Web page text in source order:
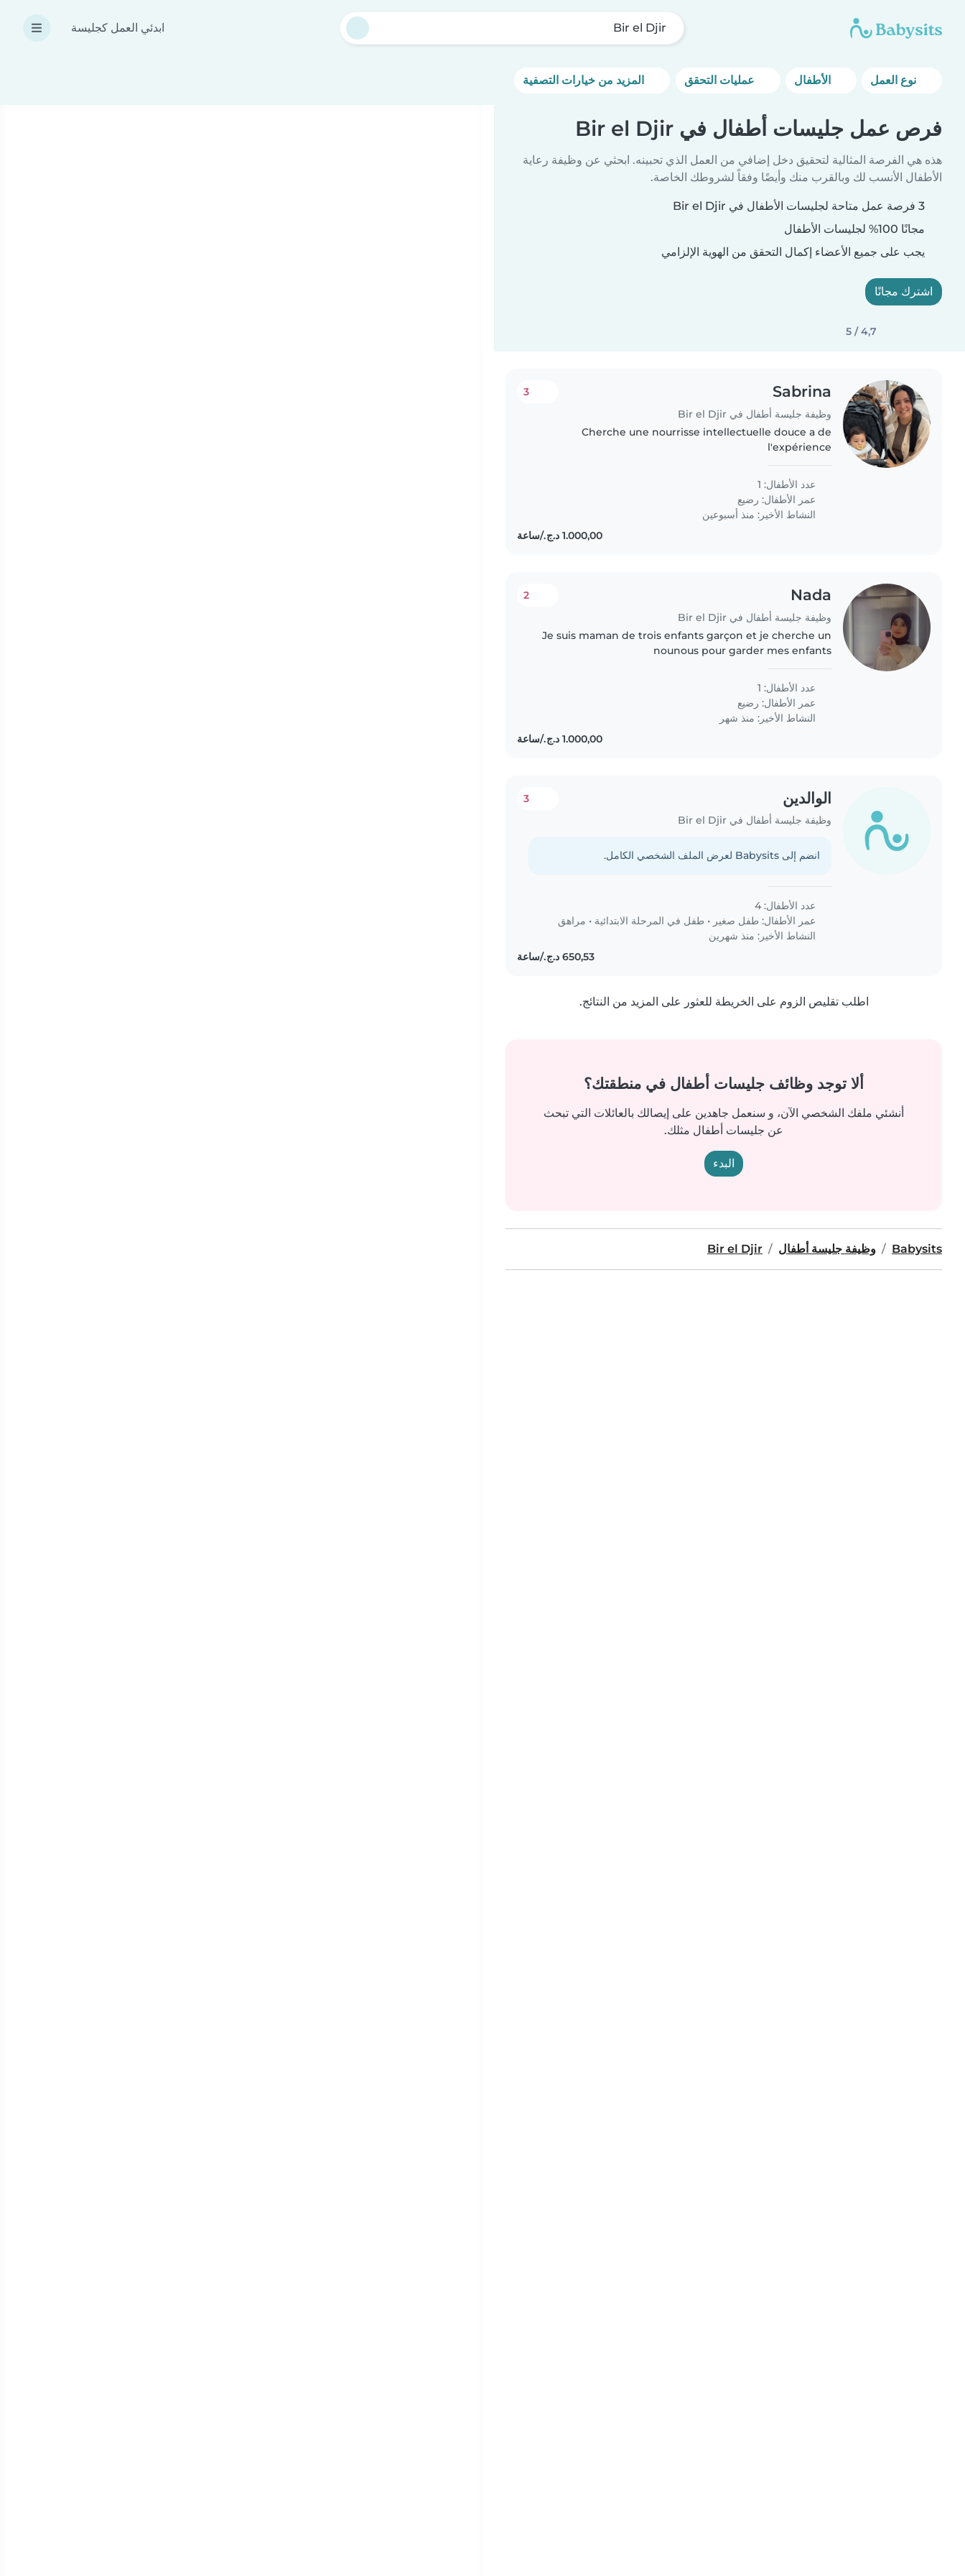
Bir el Djir ابدئي العمل كجليسة
الأطفال
فرص عمل جليسات أطفال في Bir el Djir
هذه هي الفرصة المثالية لتحقيق دخل إضافي من العمل الذي تحبينه. ابحثي عن وظيفة رعاية
الأطفال الأنسب لك وبالقرب منك وأيضًا وفقاً لشروطك الخاصة.
3 فرصة عمل متاحة لجليسات الأطفال في Bir el Djir
مجانًا 100% لجليسات الأطفال
يجب على جميع الأعضاء إكمال التحقق من الهوية الإلزامي
اشترك مجانًا
4,7 / 5
Sabrina
وظيفة جليسة أطفال في Bir el Djir
3
Cherche une nourrisse intellectuelle douce a de
l'expérience
عدد الأطفال: 1
عمر الأطفال: رضيع
النشاط الأخير: منذ أسبوعين
Nada
وظيفة جليسة أطفال في Bir el Djir
2
Je suis maman de trois enfants garçon et je cherche un
nounous pour garder mes enfants
عدد الأطفال: 1
عمر الأطفال: رضيع
النشاط الأخير: منذ شهر
الوالدين
وظيفة جليسة أطفال في Bir el Djir
3
انضم إلى Babysits لعرض الملف الشخصي الكامل.
عدد الأطفال: 4
عمر الأطفال: طفل صغير • طفل في المرحلة الابتدائية • مراهق
النشاط الأخير: منذ شهرين
اطلب تقليص الزوم على الخريطة للعثور على المزيد من النتائج.
ألا توجد وظائف جليسات أطفال في منطقتك؟
أنشئي ملفك الشخصي الآن، و سنعمل جاهدين على إيصالك بالعائلات التي تبحث
عن جليسات أطفال مثلك.
البدء
Babysits وظيفة جليسة أطفال Bir el Djir